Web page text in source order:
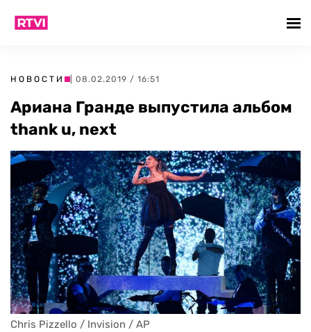
НОВОСТИ | 08.02.2019 / 16:51
Ариана Гранде выпустила альбом
thank u, next
Chris Pizzello / Invision / AP